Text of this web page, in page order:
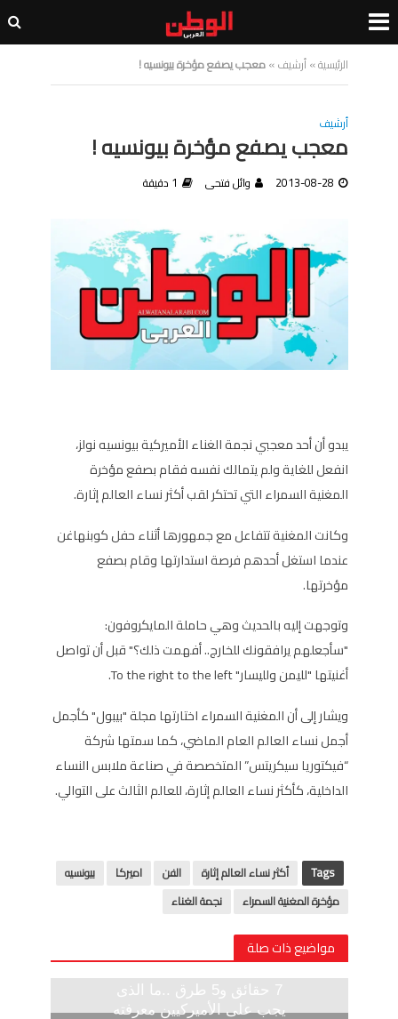
الرئيسية»أرشيف»معجب يصفع مؤخرة بيونسيه !
أرشيف
معجب يصفع مؤخرة بيونسيه !
2013-08-28 وائل فتحى 1 دقيقة
يبدو أن أحد معجبي نجمة الغناء الأميركية بيونسيه نولز،
انفعل للغاية ولم يتمالك نفسه فقام بصفع مؤخرة
المغنية السمراء التي تحتكر لقب أكثر نساء العالم إثارة.
وكانت المغنية تتفاعل مع جمهورها أثناء حفل كوبنهاغن
عندما استغل أحدهم فرصة استدارتها وقام بصفع
مؤخرتها.
وتوجهت إليه بالحديث وهي حاملة المايكروفون:
"سأجعلهم يرافقونك للخارج.. أفهمت ذلك؟" قبل أن تواصل
أغنيتها "لليمن ولليسار" To the right to the left.
ويشار إلى أن المغنية السمراء اختارتها مجلة "بيبول" كأجمل
أجمل نساء العالم العام الماضي، كما سمتها شركة
“فيكتوريا سيكريتس” المتخصصة في صناعة ملابس النساء
الداخلية، كأكثر نساء العالم إثارة، للعالم الثالث على التوالي.
Tags أكثر نساء العالم إثارة الفن اميركا
بيونسيه
مؤخرة المغنية السمراء
نجمة الغناء
مواضيع ذات صلة
7 حقائق و5 طرق ..ما الذى
يجب على الأميركيين معرفته